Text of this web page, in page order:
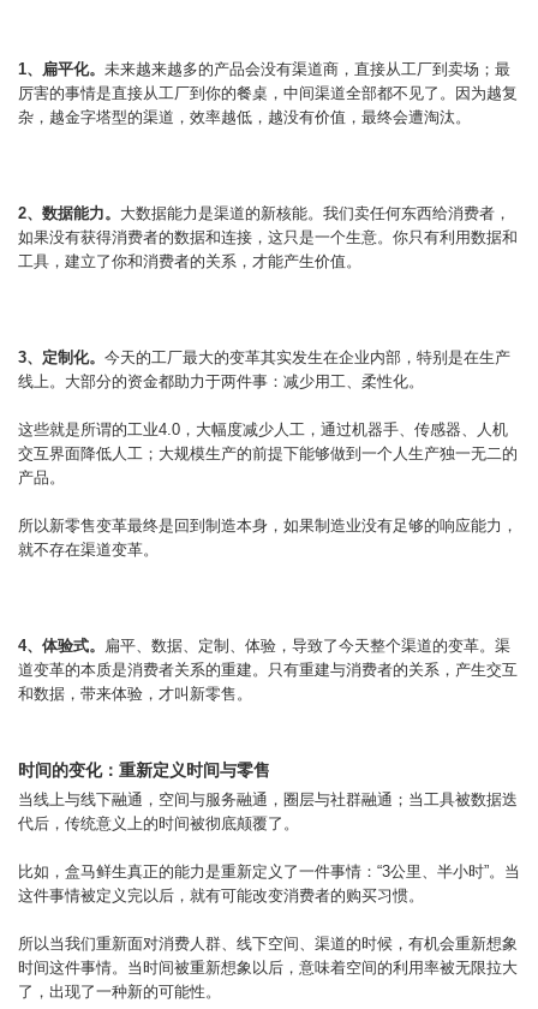
1、扁平化。 未来越来越多的产品会没有渠道商，直接从工厂到卖场；最
厉害的事情是直接从工厂到你的餐桌，中间渠道全部都不见了。因为越复
杂，越金字塔型的渠道，效率越低，越没有价值，最终会遭淘汰。
2、数据能力。 大数据能力是渠道的新核能。我们卖任何东西给消费者，
如果没有获得消费者的数据和连接，这只是一个生意。你只有利用数据和
工具，建立了你和消费者的关系，才能产生价值。
3、定制化。 今天的工厂最大的变革其实发生在企业内部，特别是在生产
线上。大部分的资金都助力于两件事：减少用工、柔性化。
这些就是所谓的工业4.0，大幅度减少人工，通过机器手、传感器、人机
交互界面降低人工；大规模生产的前提下能够做到一个人生产独一无二的
产品。
所以新零售变革最终是回到制造本身，如果制造业没有足够的响应能力，
就不存在渠道变革。
4、体验式。 扁平、数据、定制、体验，导致了今天整个渠道的变革。渠
道变革的本质是消费者关系的重建。只有重建与消费者的关系，产生交互
和数据，带来体验，才叫新零售。
时间的变化：重新定义时间与零售
当线上与线下融通，空间与服务融通，圈层与社群融通；当工具被数据迭
代后，传统意义上的时间被彻底颠覆了。
比如，盒马鲜生真正的能力是重新定义了一件事情：“3公里、半小时”。当
这件事情被定义完以后，就有可能改变消费者的购买习惯。
所以当我们重新面对消费人群、线下空间、渠道的时候，有机会重新想象
时间这件事情。当时间被重新想象以后，意味着空间的利用率被无限拉大
了，出现了一种新的可能性。